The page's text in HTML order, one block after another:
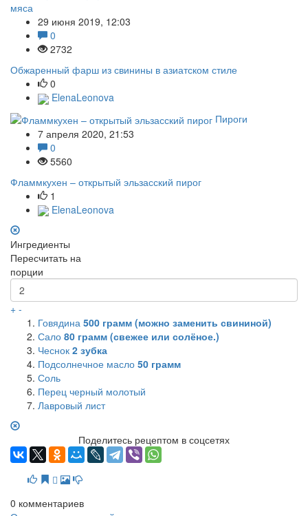
мяса
29 июня 2019, 12:03
0
2732
Обжаренный фарш из свинины в азиатском стиле
0
ElenaLeonova
Пироги
7 апреля 2020, 21:53
0
5560
Фламмкухен – открытый эльзасский пирог
1
ElenaLeonova
Ингредиенты
Пересчитать на
порции
+ -
Говядина 500 грамм (можно заменить свининой)
Сало 80 грамм (свежее или солёное.)
Чеснок 2 зубка
Подсолнечное масло 50 грамм
Соль
Перец черный молотый
Лавровый лист
Поделитесь рецептом в соцсетях
0 комментариев